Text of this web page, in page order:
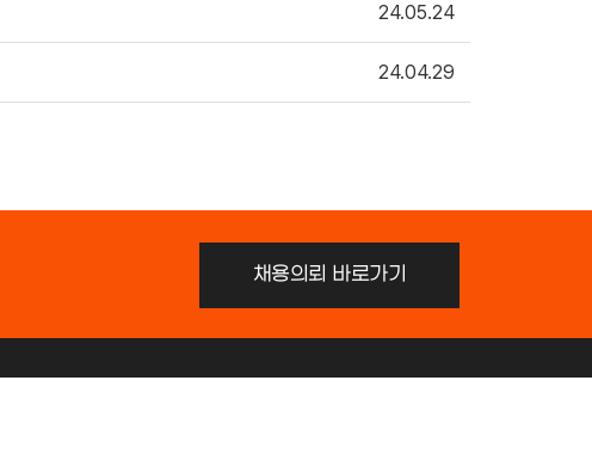
24.05.24
24.04.29
채용의뢰 바로가기